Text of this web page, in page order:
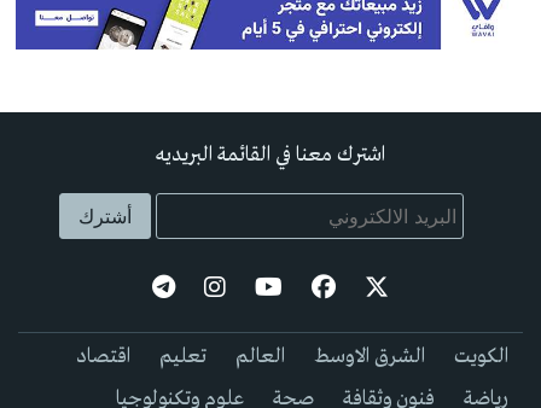
اشترك معنا في القائمة البريديه
الكويت الشرق الاوسط العالم تعليم
اقتصاد
رياضة
فنون وثقافة صحة علوم وتكنولوجيا